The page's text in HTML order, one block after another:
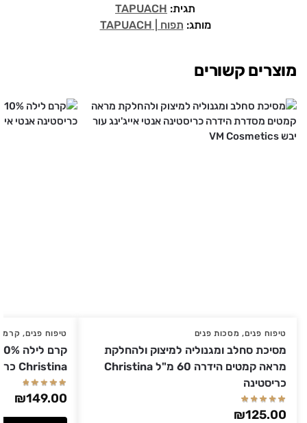
תגית: TAPUACH
מותג: תפוח | TAPUACH
מוצרים קשורים
טיפוח פנים, מסכות פנים
מסיכת סחלב ומגנוליה למיצוק ולהחלקת
מראה קמטים הידרה 60 מ"ל Christina
כריסטינה
₪125.00
טיפוח פנים,
Christina כריסטינה 60 מ"ל
₪149.00